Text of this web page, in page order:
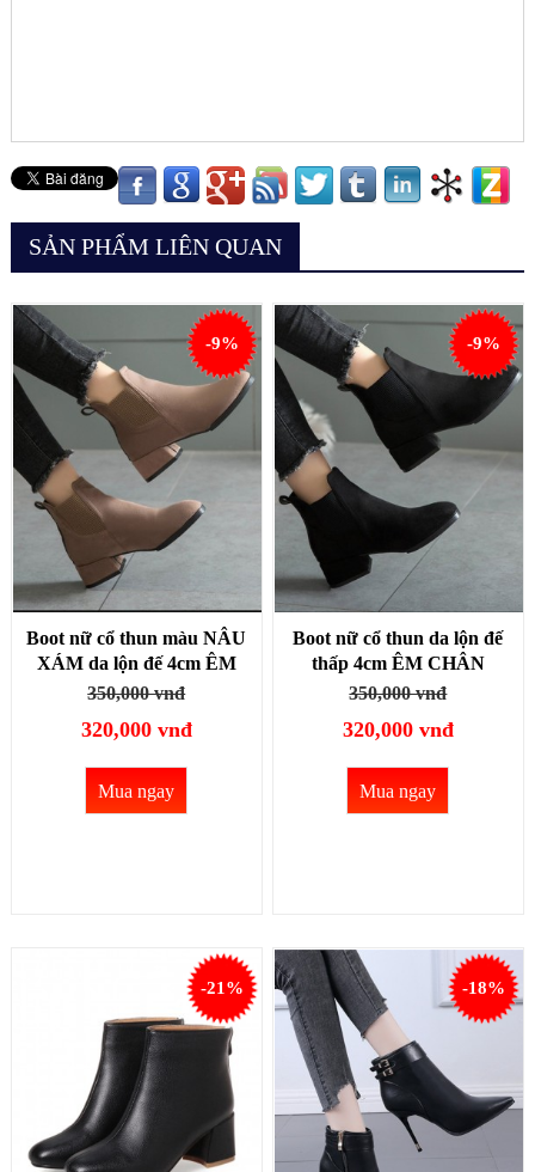
SẢN PHẨM LIÊN QUAN
Boot nữ cổ thun màu NÂU
XÁM da lộn đế 4cm ÊM
CHÂN GBN118B
350,000 vnđ
320,000 vnđ
Mua ngay
-9%
Boot nữ cổ thun da lộn đế
thấp 4cm ÊM CHÂN
GBN118A
350,000 vnđ
320,000 vnđ
Mua ngay
-9%
-21% -18%